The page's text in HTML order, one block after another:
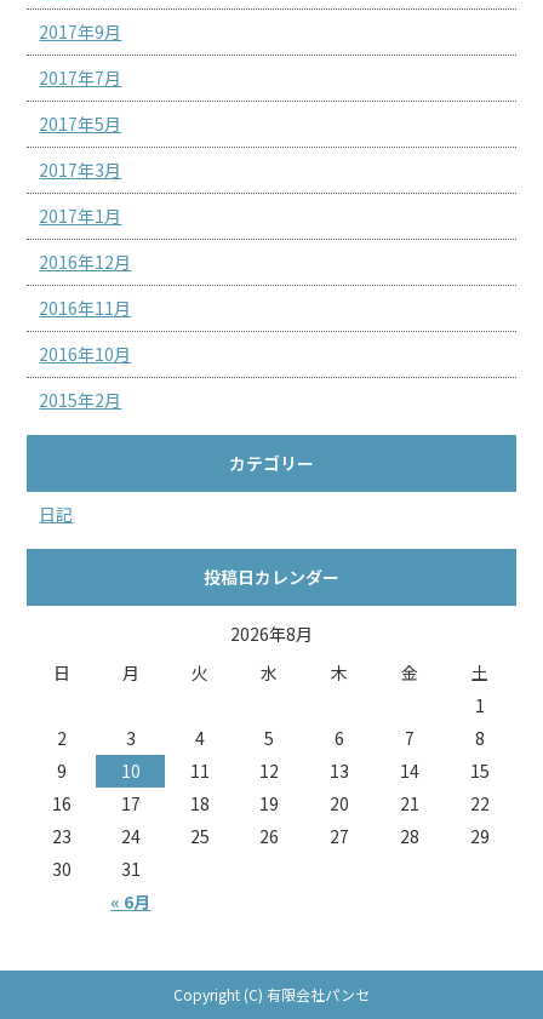
2017年9月
2017年7月
2017年5月
2017年3月
2017年1月
2016年12月
2016年11月
2016年10月
2015年2月
カテゴリー
日記
投稿日カレンダー
2026年8月
日
月 火 水 木 金 土
« 6月
1
2
3 4 5 6 7
8
9
10 11 12 13 14
15
16
17 18 19 20 21
22
23
24 25 26 27 28
29
30
31
Copyright (C) 有限会社パンセ